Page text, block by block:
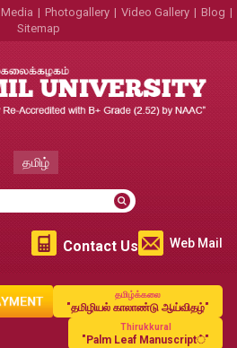
Media | Photogallery | Video Gallery | Blog |
Sitemap
தமிழ்
Web Mail
Contact Us
தமிழ்க்கலை
"தமிழியல் காலாண்டு ஆய்விதழ்"
Thirukkural
"Palm Leaf Manuscript்"